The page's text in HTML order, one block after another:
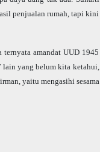
penjualan rumah, tapi kini
amandat UUD 1945
lain yang belum kita ketahui,
yaitu mengasihi sesama